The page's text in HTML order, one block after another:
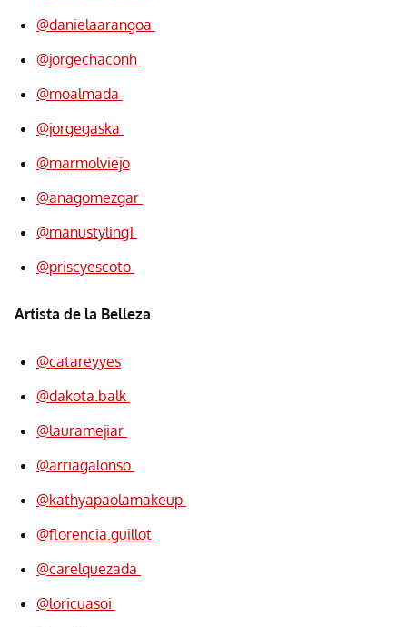
@danielaarangoa
@jorgechaconh
@moalmada
@jorgegaska
@marmolviejo
@anagomezgar
@manustyling1
@priscyescoto
Artista de la Belleza
@catareyyes
@dakota.balk
@lauramejiar
@arriagalonso
@kathyapaolamakeup
@florencia.guillot
@carelquezada
@loricuasoi